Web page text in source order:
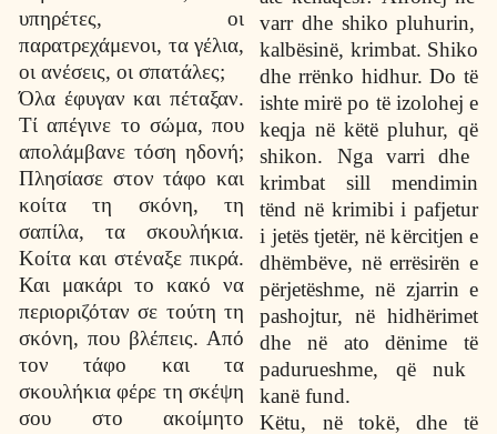
υπηρέτες, οι
παρατρεχάμενοι, τα γέλια,
οι ανέσεις, οι σπατάλες;
Όλα έφυγαν και πέταξαν.
Τί απέγινε το σώμα, που
απολάμβανε τόση ηδονή;
Πλησίασε στον τάφο και
κοίτα τη σκόνη, τη
σαπίλα, τα σκουλήκια.
Κοίτα και στέναξε πικρά.
Και μακάρι το κακό να
περιοριζόταν σε τούτη τη
σκόνη, που βλέπεις. Από
τον τάφο και τα
σκουλήκια φέρε τη σκέψη
σου στο ακοίμητο
varr dhe shiko pluhurin,
kalbësinë, krimbat. Shiko
dhe rrënko hidhur. Do të
ishte mirë po tëizolohej e
keqja nëkëtë pluhur, që
shikon. Nga varri dhe
krimbat sill mendimin
tënd nëkrimibi i pafjetur
i jetës tjetër, në kërcitjen e
dhëmbëve, nëerrësirën e
përjetëshme, në zjarrin e
pashojtur, në hidhërimet
dhe nëato dënime të
padurueshme, qënuk
kanë fund.
Këtu, nëtokë, dhe të